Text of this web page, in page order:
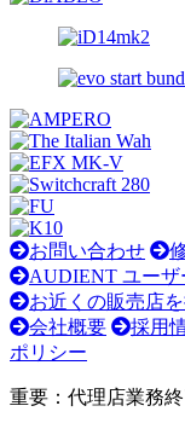
お問い合わせ
AUDIENT ユーザ
お近くの販売店
会社概要
採用
ポリシー
重要：代理店業務